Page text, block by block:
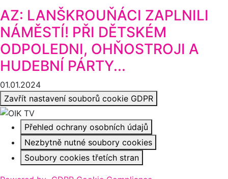
AZ: LANŠKROUŇÁCI ZAPLNILI
NÁMĚSTÍ! PŘI DĚTSKÉM
ODPOLEDNI, OHŇOSTROJI A
HUDEBNÍ PÁRTY...
01.01.2024
Zavřít nastavení souborů cookie GDPR
Přehled ochrany osobních údajů
Nezbytně nutné soubory cookies
Soubory cookies třetích stran